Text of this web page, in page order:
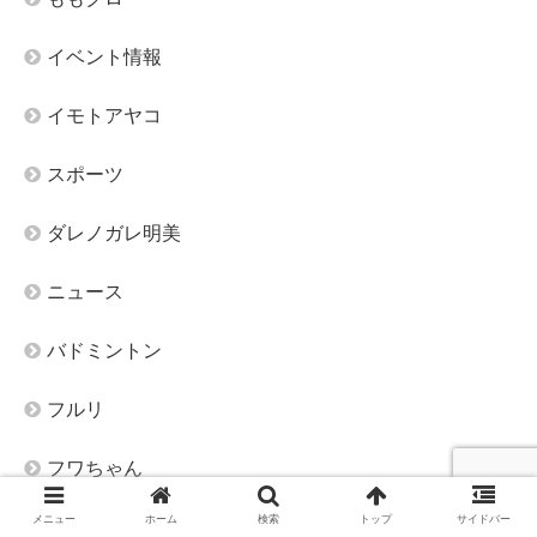
イベント情報
イモトアヤコ
スポーツ
ダレノガレ明美
ニュース
バドミントン
フルリ
フワちゃん
ポケカ
メニュー ホーム 検索 トップ サイドバー